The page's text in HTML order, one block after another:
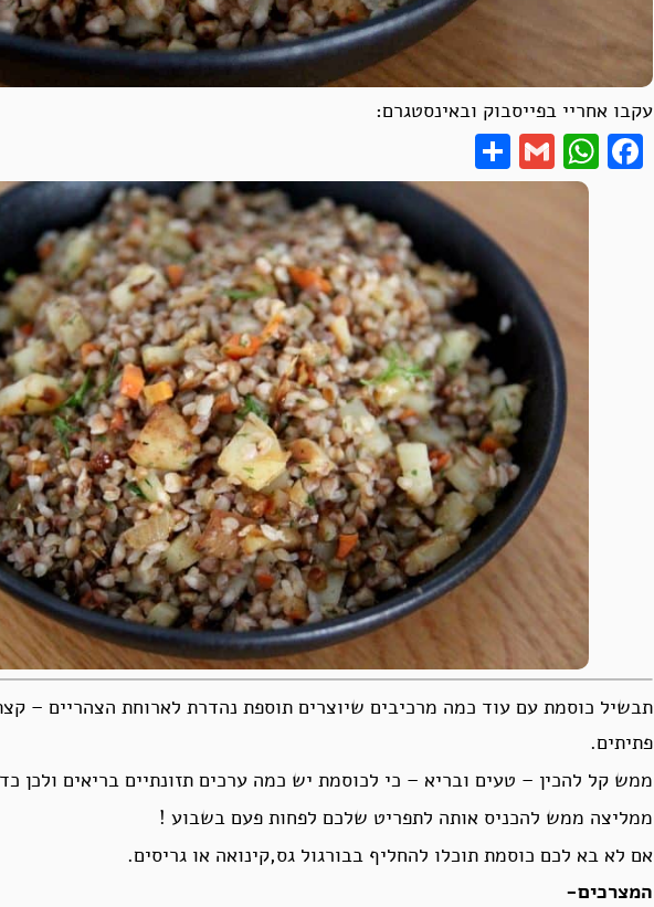
עקבו אחריי בפייסבוק ובאינסטגרם:
Facebook
WhatsApp
Gmail
תבשיל כוסמת עם עוד כמה מרכיבים שיוצרים תוספת נהדרת לארוחת הצהריים –
פתיתים.
ממש קל להכין – טעים ובריא – כי לכוסמת יש כמה ערכים תזונתיים בריאים ולכן
ממליצה ממש להכניס אותה לתפריט שלכם לפחות פעם בשבוע !
אם לא בא לכם כוסמת תוכלו להחליף בבורגול גס,קינואה או גריסים.
המצרכים-